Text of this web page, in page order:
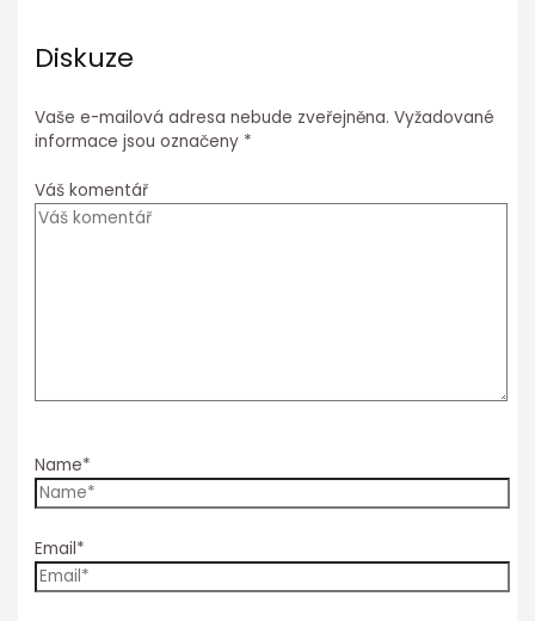
Diskuze
Vaše e-mailová adresa nebude zveřejněna. Vyžadované
informace jsou označeny *
Váš komentář
Name*
Email*